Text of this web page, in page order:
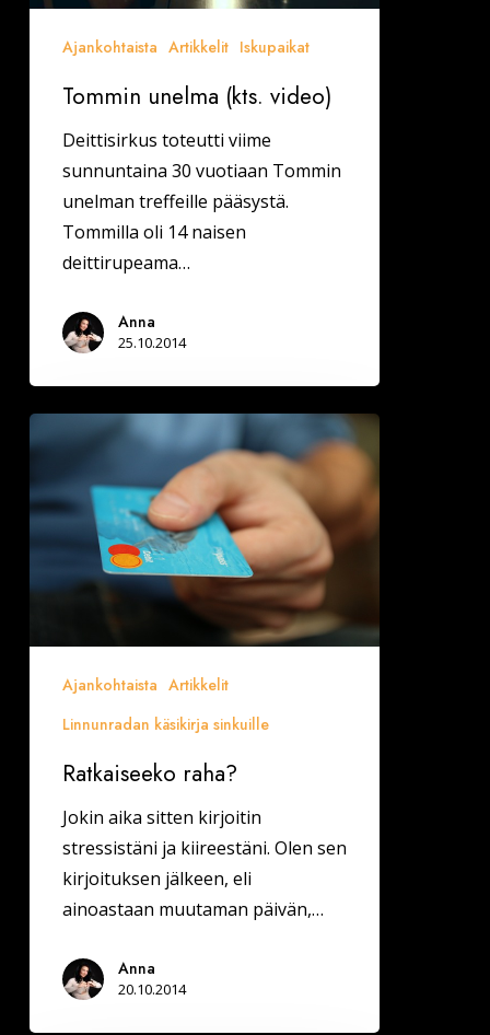
Ajankohtaista Artikkelit Iskupaikat
Tommin unelma (kts. video)
Deittisirkus toteutti viime
sunnuntaina 30 vuotiaan Tommin
unelman treffeille pääsystä.
Tommilla oli 14 naisen
deittirupeama…
Anna
25.10.2014
Ratkaiseeko
Ajankohtaista Artikkelit
Linnunradan käsikirja sinkuille
Ratkaiseeko raha?
Jokin aika sitten kirjoitin
stressistäni ja kiireestäni. Olen sen
kirjoituksen jälkeen, eli
ainoastaan muutaman päivän,…
Anna
20.10.2014